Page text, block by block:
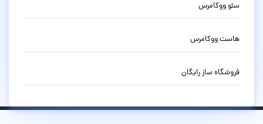
سئو ووکامرس
هاست ووکامرس
فروشگاه ساز رایگان